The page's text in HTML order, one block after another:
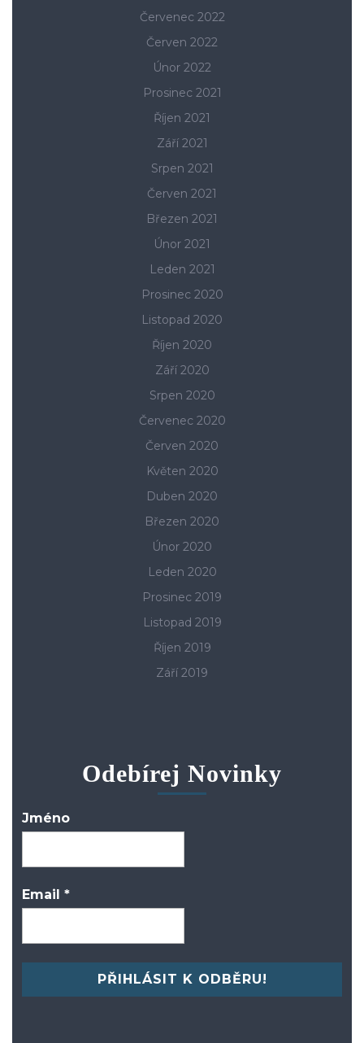
Červenec 2022
Červen 2022
Únor 2022
Prosinec 2021
Říjen 2021
Září 2021
Srpen 2021
Červen 2021
Březen 2021
Únor 2021
Leden 2021
Prosinec 2020
Listopad 2020
Říjen 2020
Září 2020
Srpen 2020
Červenec 2020
Červen 2020
Květen 2020
Duben 2020
Březen 2020
Únor 2020
Leden 2020
Prosinec 2019
Listopad 2019
Říjen 2019
Září 2019
Odebírej Novinky
Jméno
Email *